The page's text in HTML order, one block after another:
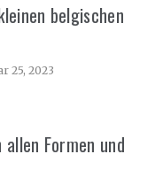
belgischen
25, 2023
Formen und